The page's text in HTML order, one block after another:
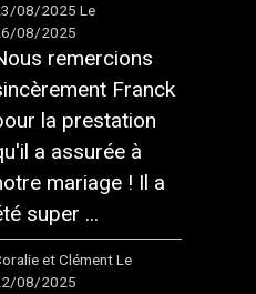
08/2025 Le
08/2025
remercions
Franck
la prestation
a assurée à
mariage ! Il a
super ...
et Clément Le
08/2025